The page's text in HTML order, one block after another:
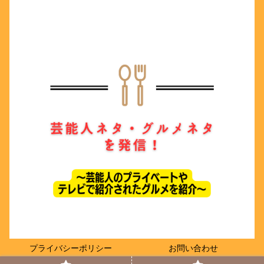
プライバシーポリシー お問い合わせ